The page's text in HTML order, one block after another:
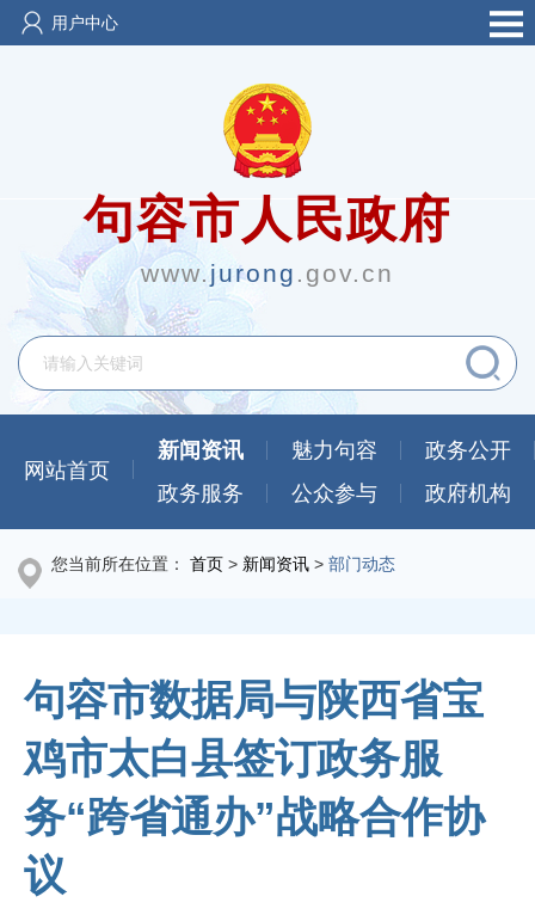
用户中心
句容市人民政府
www.jurong .gov.cn
网站首页
新闻资讯 魅力句容
政务公开
政务服务
公众参与 政府机构
您当前所在位置： 首页 > 新闻资讯 > 部门动态
句容市数据局与陕西省宝
鸡市太白县签订政务服
务“跨省通办”战略合作协
议